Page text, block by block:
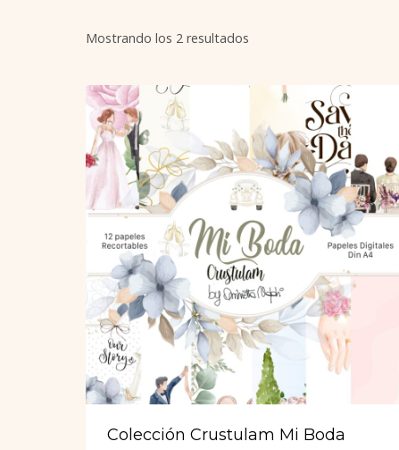
Mostrando los 2 resultados
los
Colección Crustulam Mi Boda